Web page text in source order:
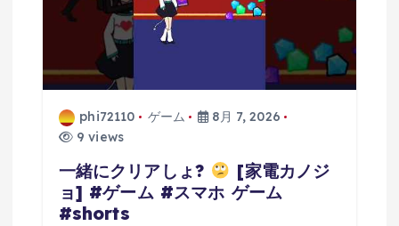
phi72110 ゲーム
8月 7, 2026
9 views
一緒にクリアしょ?
[家電カノジ
ョ] #ゲーム #スマホ ゲーム
#shorts